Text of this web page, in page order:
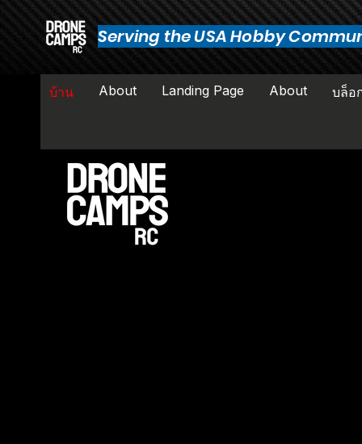
Serving the USA Hobby
บ้าน About Landing Page About บล็อ